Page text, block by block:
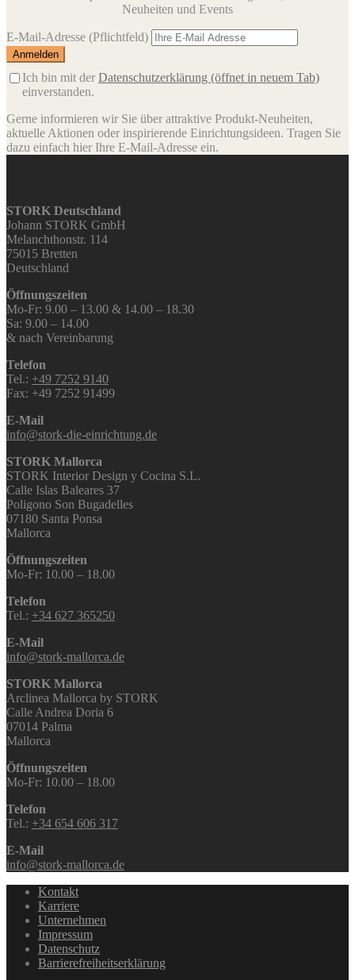
Neuheiten und Events
E-Mail-Adresse (Pflichtfeld)
Ich bin mit der Datenschutzerklärung (öffnet in neuem Tab)
einverstanden.
Gerne informieren wir Sie über attraktive Produkt-Neuheiten,
aktuelle Aktionen oder inspirierende Einrichtungsideen. Tragen Sie
dazu einfach hier Ihre E-Mail-Adresse ein.
STORK Deutschland
Johann STORK GmbH
Melanchthonstr. 114
75015 Bretten
Deutschland
Öffnungszeiten
Mo-Fr: 9.00 – 13.00 & 14.00 – 18.30
Sa: 9.00 – 14.00
& nach Vereinbarung
Telefon
Tel.: +49 7252 9140
Fax: +49 7252 91499
E-Mail
info@stork-die-einrichtung.de
STORK Mallorca
STORK Interior Design y Cocina S.L.
Calle Islas Baleares 37
Poligono Son Bugadelles
07180 Santa Ponsa
Mallorca
Öffnungszeiten
Mo-Fr: 10.00 – 18.00
Telefon
Tel.: +34 627 365250
E-Mail
info@stork-mallorca.de
STORK Mallorca
Arclinea Mallorca by STORK
Calle Andrea Doria 6
07014 Palma
Mallorca
Öffnungszeiten
Mo-Fr: 10.00 – 18.00
Telefon
Tel.: +34 654 606 317
E-Mail
info@stork-mallorca.de
Kontakt
Karriere
Unternehmen
Impressum
Datenschutz
Barrierefreiheitserklärung